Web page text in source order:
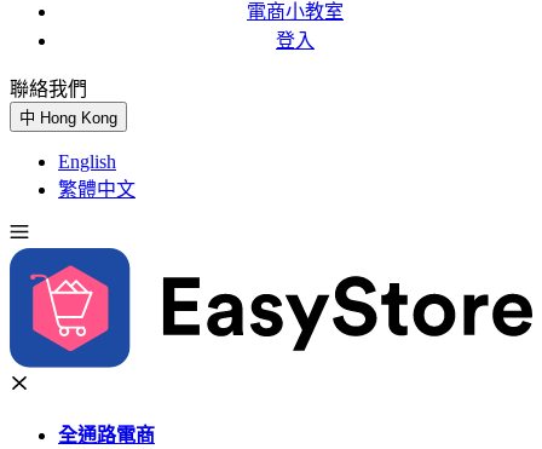
電商小教室
登入
聯絡我們
中 Hong Kong
English
繁體中文
全通路電商